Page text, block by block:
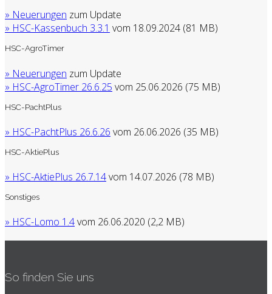
» Neuerungen zum Update
» HSC-Kassenbuch 3.3.1 vom 18.09.2024 (81 MB)
HSC-AgroTimer
» Neuerungen zum Update
» HSC-AgroTimer 26.6.25 vom 25.06.2026 (75 MB)
HSC-PachtPlus
» HSC-PachtPlus 26.6.26 vom 26.06.2026 (35 MB)
HSC-AktiePlus
» HSC-AktiePlus 26.7.14vom 14.07.2026 (78 MB)
Sonstiges
» HSC-Lomo 1.4vom 26.06.2020 (2,2 MB)
So finden Sie uns